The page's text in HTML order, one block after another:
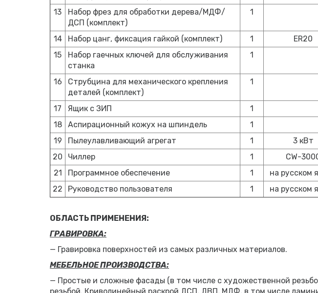
13
Набор фрез для обработки дерева/МДФ/
ДСП (комплект)
1
14 Набор цанг, фиксация гайкой (комплект) 1
ER20
15
Набор гаечных ключей для обслуживания
станка
1
16
Струбцина для механического крепления
деталей (комплект)
1
17 Ящик с ЗИП
1
18
Аспирационный кожух на шпиндель
1
19
Пылеулавливающий агрегат 1
3 кВт
20
Чиллер 1
CW-
21
Программное обеспечение 1
на русском
22
Руководство пользователя 1 на русском
ОБЛАСТЬ ПРИМЕНЕНИЯ:
ГРАВИРОВКА:
— Гравировка поверхностей из самых различных материалов.
МЕБЕЛЬНОЕ ПРОИЗВОДСТВА:
— Простые и сложные фасады (в том числе с художественной